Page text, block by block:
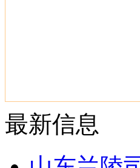
最新信息